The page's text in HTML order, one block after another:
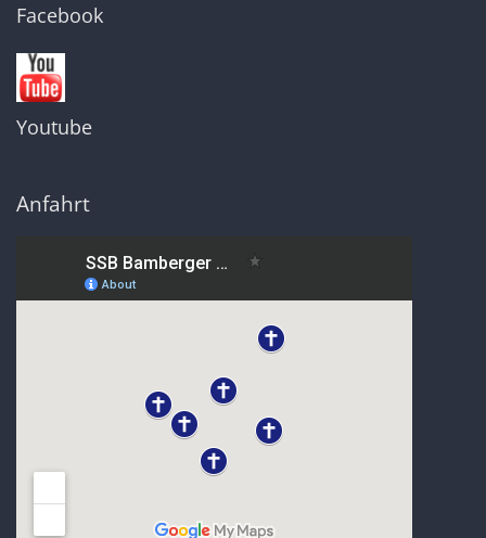
Facebook
Youtube
Anfahrt